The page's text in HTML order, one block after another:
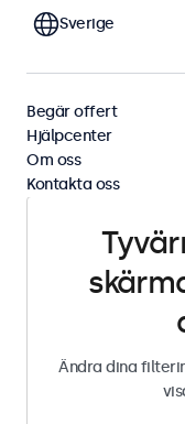
stilrent hölje som
Filtrera (0)
Vägg Hög ljusstyrka
Ändra dina
Sverige
Begär offert
Hjälpcenter
Om oss
Kontakta oss